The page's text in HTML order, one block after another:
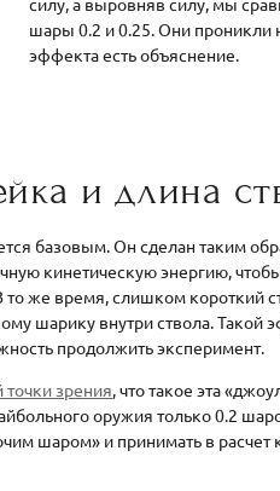
шары 0.2 и 0.25. Они проникли
эффекта есть объяснение.
и длина
базовым. Он сделан таким
кинетическую энергию,
же время, слишком короткий
шарику внутри ствола. Такой
продолжить эксперимент.
точки зрения, что такое эта
оружия только 0.2
шаром» и принимать в расчет